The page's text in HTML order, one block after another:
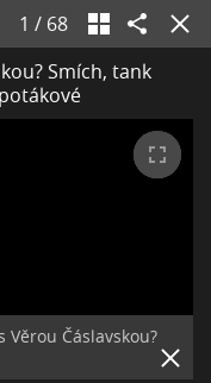
1 / 68
Smích, tank
Čáslavskou?